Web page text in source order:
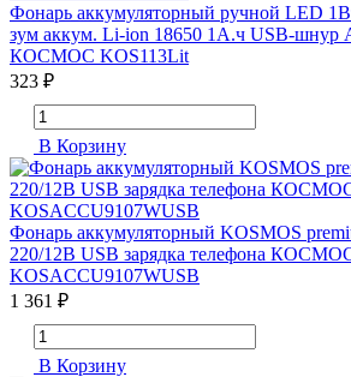
Фонарь аккумуляторный ручной LED
зум аккум. Li-ion 18650 1А.ч USB-шнур
КОСМОС KOS113Lit
323 ₽
В Корзину
Фонарь аккумуляторный KOSMOS
220/12В USB зарядка телефона
KOSACCU9107WUSB
1 361 ₽
В Корзину